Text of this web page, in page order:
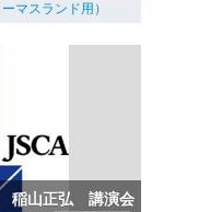
マスランド用）
稲山正弘 講演会